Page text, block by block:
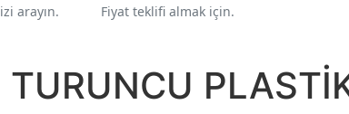
arayın. Fiyat teklifi almak için.